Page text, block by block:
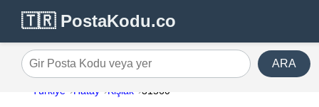
🇹🇷 PostaKodu.co
Gir Posta Kodu veya yer ARA
Türkiye Hatay Kişlak 31560